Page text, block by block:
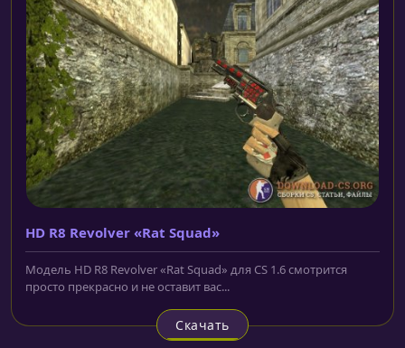
HD R8 Revolver «Rat Squad»
Модель HD R8 Revolver «Rat Squad» для CS 1.6 смотрится
просто прекрасно и не оставит вас...
Скачать